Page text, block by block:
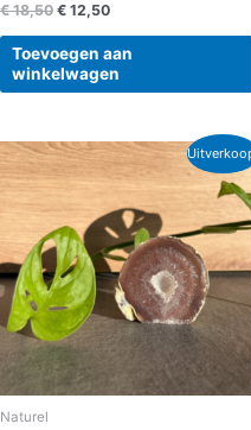
€18,50 € 12,50
Toevoegen aan
winkelwagen
Naturel
Oorspronkelijke
prijs
€ 9,99.
Huidige
prijs
€ 8,00.